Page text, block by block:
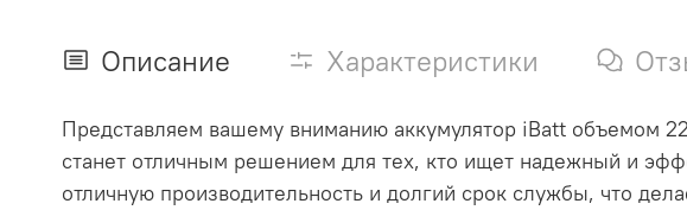
Описание Характеристики
Представляем вашему вниманию аккумулятор iBatt объемом
станет отличным решением для тех, кто ищет надежный и
отличную производительность и долгий срок службы, что